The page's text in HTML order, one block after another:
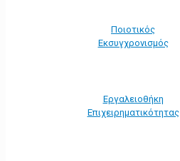
Ποιοτικός
Εκσυγχρονισμός
Εργαλειοθήκη
Eπιχειρηματικότητας